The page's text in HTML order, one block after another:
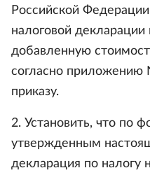
Российской
налоговой декларации
добавленную
согласно приложению
приказу.
2. Установить, что по
утвержденным
декларация по налогу